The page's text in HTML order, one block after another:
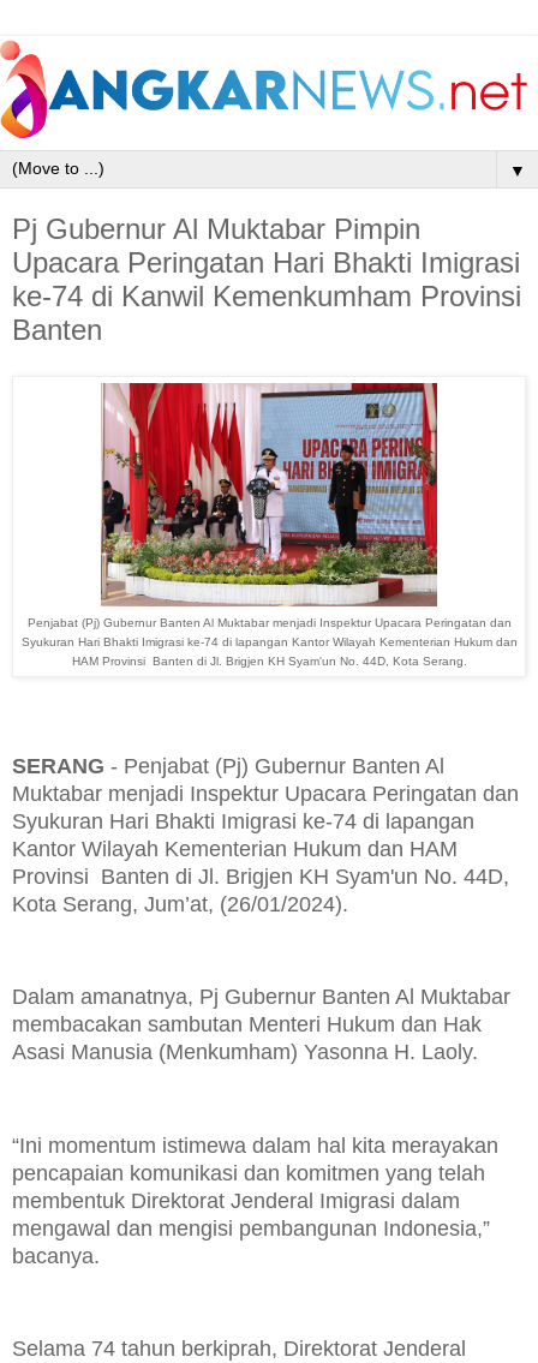
▼
Pj Gubernur Al Muktabar Pimpin
Upacara Peringatan Hari Bhakti Imigrasi
ke-74 di Kanwil Kemenkumham Provinsi
Banten
Penjabat (Pj) Gubernur Banten Al Muktabar menjadi Inspektur Upacara Peringatan dan
Syukuran Hari Bhakti Imigrasi ke-74 di lapangan Kantor Wilayah Kementerian Hukum dan
HAM Provinsi Banten di Jl. Brigjen KH Syam'un No. 44D, Kota Serang.
SERANG - Penjabat (Pj) Gubernur Banten Al
Muktabar menjadi Inspektur Upacara Peringatan dan
Syukuran Hari Bhakti Imigrasi ke-74 di lapangan
Kantor Wilayah Kementerian Hukum dan HAM
Provinsi Banten di Jl. Brigjen KH Syam'un No. 44D,
Kota Serang, Jum’at, (26/01/2024).
Dalam amanatnya, Pj Gubernur Banten Al Muktabar
membacakan sambutan Menteri Hukum dan Hak
Asasi Manusia (Menkumham) Yasonna H. Laoly.
“Ini momentum istimewa dalam hal kita merayakan
pencapaian komunikasi dan komitmen yang telah
membentuk Direktorat Jenderal Imigrasi dalam
mengawal dan mengisi pembangunan Indonesia,”
bacanya.
Selama 74 tahun berkiprah, Direktorat Jenderal